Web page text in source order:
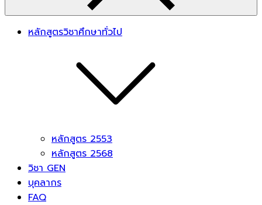
หลักสูตรวิชาศึกษาทั่วไป
หลักสูตร 2553
หลักสูตร 2568
วิชา GEN
บุคลากร
FAQ